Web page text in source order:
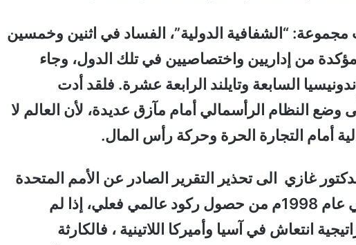
صنفت مجموعة: “الشفافية الدولية”، الفساد في اثنين وخمسين
من إداريين واختصاصيين في تلك الدول، وجاء
السابعة وتايلند الرابعة عشرة. فلقد أدت
وضع النظام الرأسمالي أمام مآزق عديدة، لأن العالم لا
أمام التجارة الحرة وحركة رأس المال.
غازي الى تحذير التقرير الصادر عن الأمم المتحدة
حول التجارة والتنمية في عام 1998م من حصول ركود عالمي فعلي، إذا لم
انتعاش في آسيا وأميركا اللاتينية ، فالكارثة